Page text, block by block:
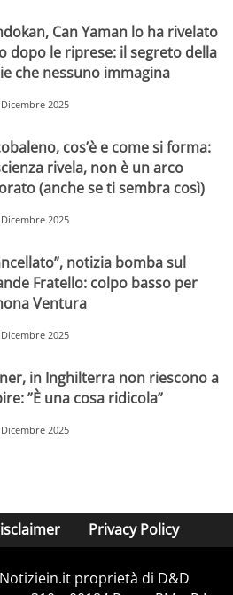
Can Yaman lo ha rivelato
dopo le riprese: il segreto della
che nessuno immagina
2025
cos’è e come si forma:
rivela, non è un arco
(anche se ti sembra così)
2025
notizia bomba sul
Fratello: colpo basso per
Ventura
Dicembre 2025
in Inghilterra non riescono a
”È una cosa ridicola”
Dicembre 2025
Privacy Policy
proprietà di D&D